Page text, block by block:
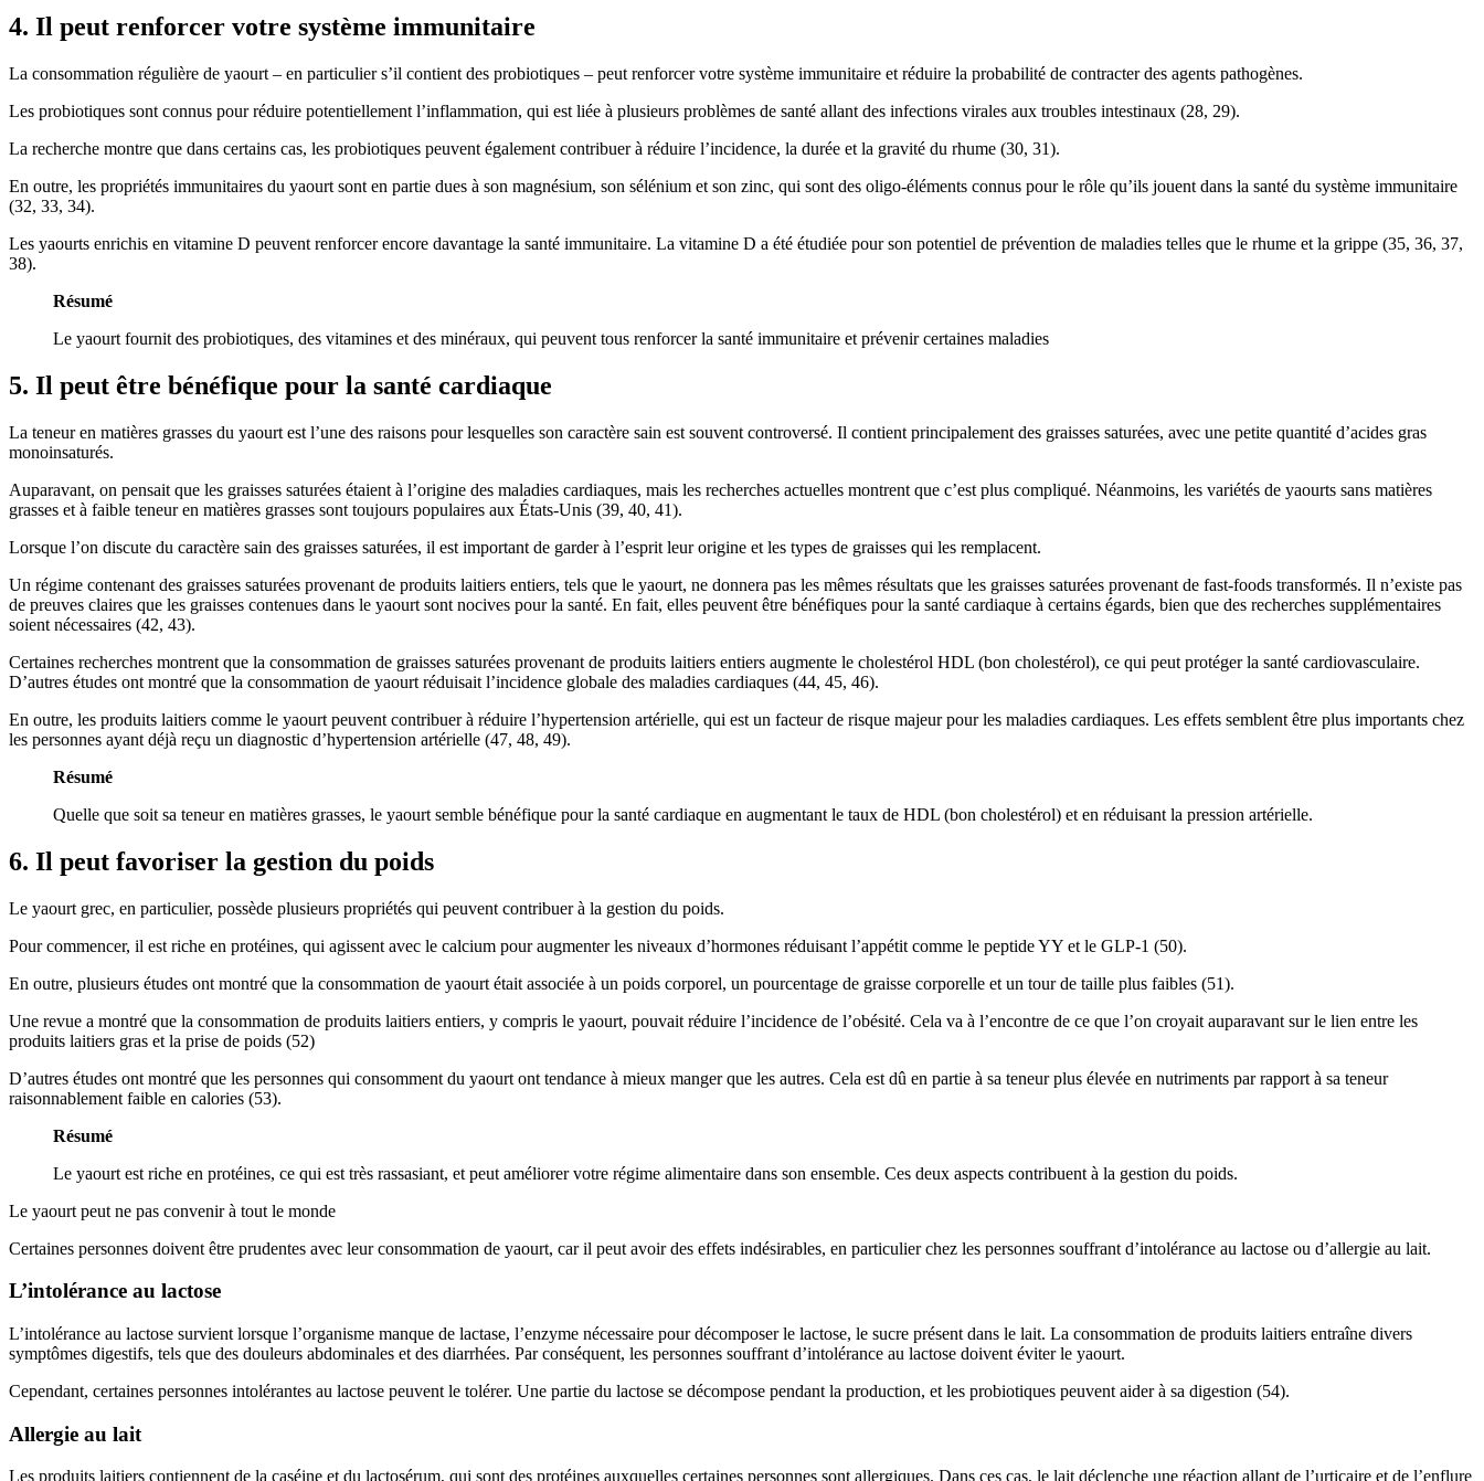
4. Il peut renforcer votre système immunitaire
La consommation régulière de yaourt – en particulier s’il contient des probiotiques – peut renforcer votre système immunitaire et réduire la probabilité de contracter des agents pathogènes.
Les probiotiques sont connus pour réduire potentiellement l’inflammation, qui est liée à plusieurs problèmes de santé allant des infections virales aux troubles intestinaux (28, 29).
La recherche montre que dans certains cas, les probiotiques peuvent également contribuer à réduire l’incidence, la durée et la gravité du rhume (30, 31).
En outre, les propriétés immunitaires du yaourt sont en partie dues à son magnésium, son sélénium et son zinc, qui sont des oligo-éléments connus pour le rôle qu’ils jouent dans la santé du système immunitaire
(32, 33, 34).
Les yaourts enrichis en vitamine D peuvent renforcer encore davantage la santé immunitaire. La vitamine D a été étudiée pour son potentiel de prévention de maladies telles que le rhume et la grippe (35, 36, 37,
38).
Résumé
Le yaourt fournit des probiotiques, des vitamines et des minéraux, qui peuvent tous renforcer la santé immunitaire et prévenir certaines maladies
5. Il peut être bénéfique pour la santé cardiaque
La teneur en matières grasses du yaourt est l’une des raisons pour lesquelles son caractère sain est souvent controversé. Il contient principalement des graisses saturées, avec une petite quantité d’acides gras
monoinsaturés.
Auparavant, on pensait que les graisses saturées étaient à l’origine des maladies cardiaques, mais les recherches actuelles montrent que c’est plus compliqué. Néanmoins, les variétés de yaourts sans matières
grasses et à faible teneur en matières grasses sont toujours populaires aux États-Unis (39, 40, 41).
Lorsque l’on discute du caractère sain des graisses saturées, il est important de garder à l’esprit leur origine et les types de graisses qui les remplacent.
Un régime contenant des graisses saturées provenant de produits laitiers entiers, tels que le yaourt, ne donnera pas les mêmes résultats que les graisses saturées provenant de fast-foods transformés. Il n’existe pas
de preuves claires que les graisses contenues dans le yaourt sont nocives pour la santé. En fait, elles peuvent être bénéfiques pour la santé cardiaque à certains égards, bien que des recherches supplémentaires
soient nécessaires (42, 43).
Certaines recherches montrent que la consommation de graisses saturées provenant de produits laitiers entiers augmente le cholestérol HDL (bon cholestérol), ce qui peut protéger la santé cardiovasculaire.
D’autres études ont montré que la consommation de yaourt réduisait l’incidence globale des maladies cardiaques (44, 45, 46).
En outre, les produits laitiers comme le yaourt peuvent contribuer à réduire l’hypertension artérielle, qui est un facteur de risque majeur pour les maladies cardiaques. Les effets semblent être plus importants chez
les personnes ayant déjà reçu un diagnostic d’hypertension artérielle (47, 48, 49).
Résumé
Quelle que soit sa teneur en matières grasses, le yaourt semble bénéfique pour la santé cardiaque en augmentant le taux de HDL (bon cholestérol) et en réduisant la pression artérielle.
6. Il peut favoriser la gestion du poids
Le yaourt grec, en particulier, possède plusieurs propriétés qui peuvent contribuer à la gestion du poids.
Pour commencer, il est riche en protéines, qui agissent avec le calcium pour augmenter les niveaux d’hormones réduisant l’appétit comme le peptide YY et le GLP-1 (50).
En outre, plusieurs études ont montré que la consommation de yaourt était associée à un poids corporel, un pourcentage de graisse corporelle et un tour de taille plus faibles (51).
Une revue a montré que la consommation de produits laitiers entiers, y compris le yaourt, pouvait réduire l’incidence de l’obésité. Cela va à l’encontre de ce que l’on croyait auparavant sur le lien entre les
produits laitiers gras et la prise de poids (52)
D’autres études ont montré que les personnes qui consomment du yaourt ont tendance à mieux manger que les autres. Cela est dû en partie à sa teneur plus élevée en nutriments par rapport à sa teneur
raisonnablement faible en calories (53).
Résumé
Le yaourt est riche en protéines, ce qui est très rassasiant, et peut améliorer votre régime alimentaire dans son ensemble. Ces deux aspects contribuent à la gestion du poids.
Le yaourt peut ne pas convenir à tout le monde
Certaines personnes doivent être prudentes avec leur consommation de yaourt, car il peut avoir des effets indésirables, en particulier chez les personnes souffrant d’intolérance au lactose ou d’allergie au lait.
L’intolérance au lactose
L’intolérance au lactose survient lorsque l’organisme manque de lactase, l’enzyme nécessaire pour décomposer le lactose, le sucre présent dans le lait. La consommation de produits laitiers entraîne divers
symptômes digestifs, tels que des douleurs abdominales et des diarrhées. Par conséquent, les personnes souffrant d’intolérance au lactose doivent éviter le yaourt.
Cependant, certaines personnes intolérantes au lactose peuvent le tolérer. Une partie du lactose se décompose pendant la production, et les probiotiques peuvent aider à sa digestion (54).
Allergie au lait
Les produits laitiers contiennent de la caséine et du lactosérum, qui sont des protéines auxquelles certaines personnes sont allergiques. Dans ces cas, le lait déclenche une réaction allant de l’urticaire et de l’enflure